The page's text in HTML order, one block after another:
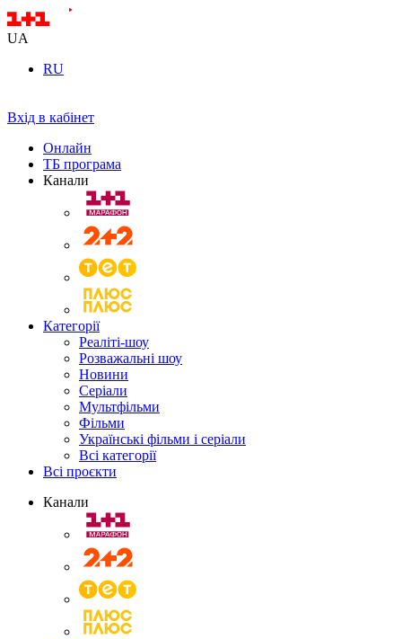
UA
RU
Вхід в кабінет
Онлайн
ТБ програма
Канали
Категорії
Реаліті-шоу
Розважальні шоу
Новини
Серіали
Мультфільми
Фільми
Українські фільми і серіали
Всі категорії
Всі проєкти
Канали